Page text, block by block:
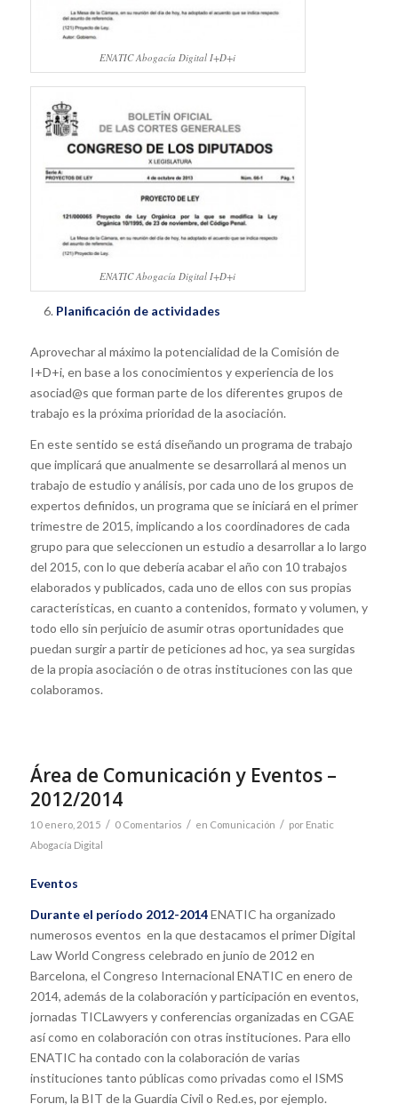
ENATIC Abogacía Digital I+D+i
ENATIC Abogacía Digital I+D+i
Planificación de actividades
Aprovechar al máximo la potencialidad de la Comisión de
I+D+i, en base a los conocimientos y experiencia de los
asociad@s que forman parte de los diferentes grupos de
trabajo es la próxima prioridad de la asociación.
En este sentido se está diseñando un programa de trabajo
que implicará que anualmente se desarrollará al menos un
trabajo de estudio y análisis, por cada uno de los grupos de
expertos definidos, un programa que se iniciará en el primer
trimestre de 2015, implicando a los coordinadores de cada
grupo para que seleccionen un estudio a desarrollar a lo largo
del 2015, con lo que debería acabar el año con 10 trabajos
elaborados y publicados, cada uno de ellos con sus propias
características, en cuanto a contenidos, formato y volumen, y
todo ello sin perjuicio de asumir otras oportunidades que
puedan surgir a partir de peticiones ad hoc, ya sea surgidas
de la propia asociación o de otras instituciones con las que
colaboramos.
Área de Comunicación y Eventos –
2012/2014
10 enero, 2015 / 0 Comentarios / en Comunicación / por Enatic
Abogacía Digital
Eventos
Durante el período 2012-2014ENATIC ha organizado
numerosos eventos en la que destacamos el primer Digital
Law World Congress celebrado en junio de 2012 en
Barcelona, el Congreso Internacional ENATIC en enero de
2014, además de la colaboración y participación en eventos,
jornadas TICLawyers y conferencias organizadas en CGAE
así como en colaboración con otras instituciones. Para ello
ENATIC ha contado con la colaboración de varias
instituciones tanto públicas como privadas como el ISMS
Forum, la BIT de la Guardia Civil o Red.es, por ejemplo.